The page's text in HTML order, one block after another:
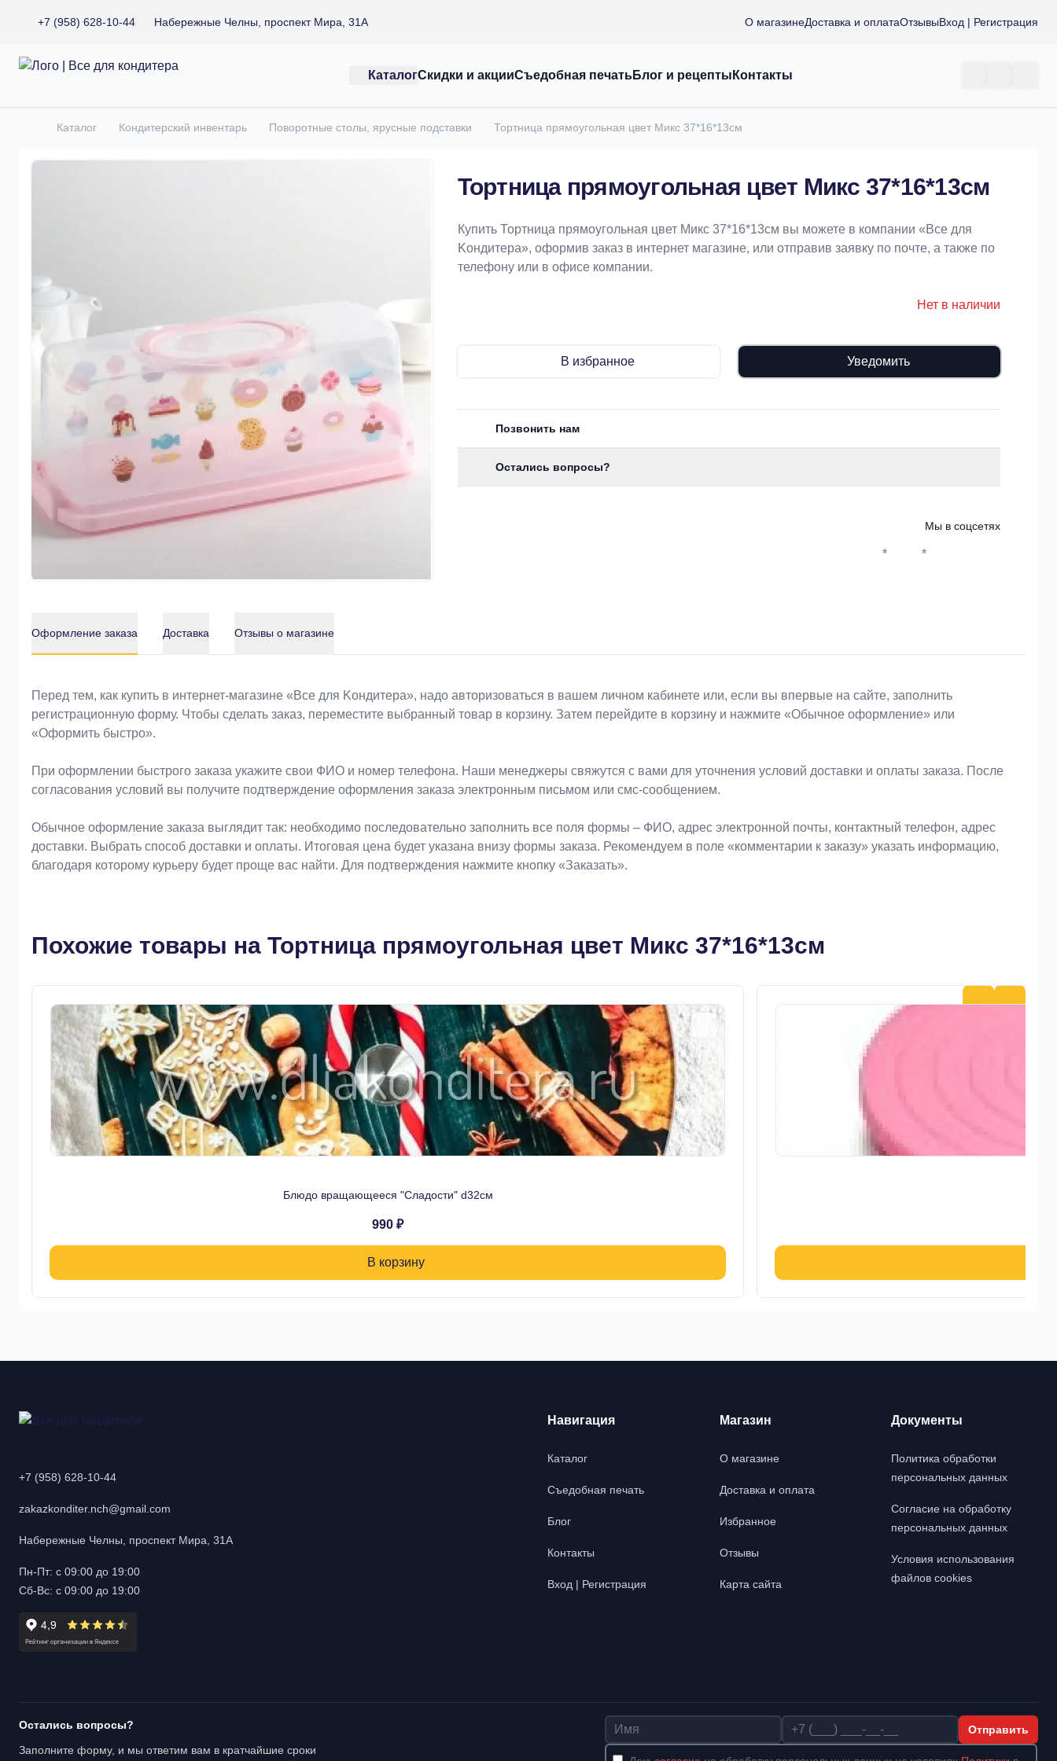
+7 (958) 628-10-44 Набережные Челны, проспект Мира, 31А О магазинеДоставка и оплатаОтзывыВход | Регистрация
Все для кондитера
КаталогСкидки и акцииСъедобная печатьБлог и рецепты Контакты
Главная
Каталог Кондитерский инвентарь Поворотные столы, ярусные подставки Тортница прямоугольная цвет Микс 37*16*13см
Тортница прямоугольная цвет Микс 37*16*13см
Купить Тортница прямоугольная цвет Микс 37*16*13см вы можете в компании «Bce для
Koндитeрa», оформив заказ в интернет магазине, или отправив заявку по почте, а также по
телефону или в офисе компании.
Нет в наличии
В избранное Уведомить
Позвонить нам
Остались вопросы?
Мы в соцсетях
* *
Оформление заказа Доставка Отзывы о магазине
Оформление заказа
Перед тем, как купить в интернет-магазине «Bce для Koндитeрa», надо авторизоваться в вашем личном кабинете или, если вы впервые на сайте, заполнить
регистрационную форму. Чтобы сделать заказ, переместите выбранный товар в корзину. Затем перейдите в корзину и нажмите «Обычное оформление» или
«Оформить быстро».
При оформлении быстрого заказа укажите свои ФИО и номер телефона. Наши менеджеры свяжутся с вами для уточнения условий доставки и оплаты заказа. После
согласования условий вы получите подтверждение оформления заказа электронным письмом или смс-сообщением.
Обычное оформление заказа выглядит так: необходимо последовательно заполнить все поля формы – ФИО, адрес электронной почты, контактный телефон, адрес
доставки. Выбрать способ доставки и оплаты. Итоговая цена будет указана внизу формы заказа. Рекомендуем в поле «комментарии к заказу» указать информацию,
благодаря которому курьеру будет проще вас найти. Для подтверждения нажмите кнопку «Заказать».
Похожие товары на Тортница прямоугольная цвет Микс 37*16*13см
Блюдо вращающееся "Сладости" d32см
990 ₽
В корзину
+7 (958) 628-10-44
zakazkonditer.nch@gmail.com
Набережные Челны, проспект Мира, 31А
Пн-Пт: с 09:00 до 19:00
Сб-Вс: с 09:00 до 19:00
Навигация
Каталог
Съедобная печать
Блог
Контакты
Вход | Регистрация
Магазин
О магазине
Доставка и оплата
Избранное
Отзывы
Карта сайта
Документы
Политика обработки
персональных данных
Согласие на обработку
персональных данных
Условия использования
файлов cookies
Остались вопросы?
Заполните форму, и мы ответим вам в кратчайшие сроки
Имя Телефон Отправить